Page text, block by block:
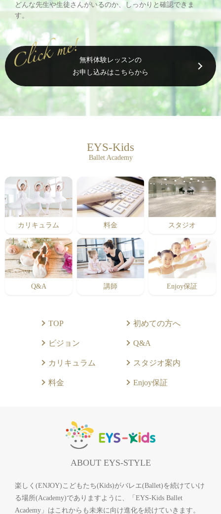
どんな先生や生徒さんがいるのか、しっかりと確認できま
す。
無料体験レッスンの
お申し込みはこちらから
EYS-Kids
Ballet Academy
カリキュラム 料金 スタジオ
Q&A 講師 Enjoy保証
TOP
ビジョン
カリキュラム
料金
初めての方へ
Q&A
スタジオ案内
Enjoy保証
ABOUT EYS-STYLE
楽しく(ENJOY)こどもたち(Kids)がバレエ(Ballet)を続けていけ
る場所(Academy)でありますように、「EYS-Kids Ballet
Academy」はこれからも未来に向け進化を続けていきます。